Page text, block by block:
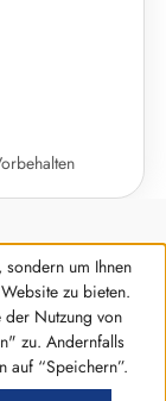
um Ihnen
zu bieten.
Nutzung von
zu. Andernfalls
auf “Speichern”.